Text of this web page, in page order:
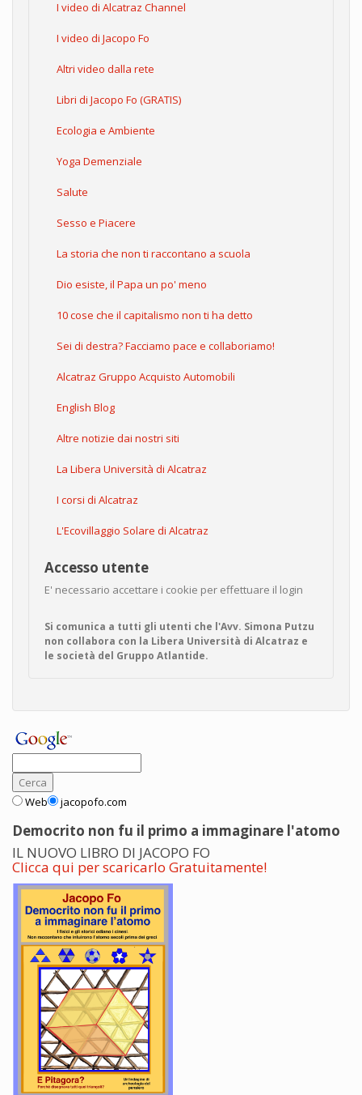
I video di Alcatraz Channel
I video di Jacopo Fo
Altri video dalla rete
Libri di Jacopo Fo (GRATIS)
Ecologia e Ambiente
Yoga Demenziale
Salute
Sesso e Piacere
La storia che non ti raccontano a scuola
Dio esiste, il Papa un po' meno
10 cose che il capitalismo non ti ha detto
Sei di destra? Facciamo pace e collaboriamo!
Alcatraz Gruppo Acquisto Automobili
English Blog
Altre notizie dai nostri siti
La Libera Università di Alcatraz
I corsi di Alcatraz
L'Ecovillaggio Solare di Alcatraz
Accesso utente
E' necessario accettare i cookie per effettuare il login
Si comunica a tutti gli utenti che l'Avv. Simona Putzu
non collabora con la Libera Università di Alcatraz e
le società del Gruppo Atlantide.
Web jacopofo.com
Democrito non fu il primo a immaginare l'atomo
IL NUOVO LIBRO DI JACOPO FO
Clicca qui per scaricarlo Gratuitamente!